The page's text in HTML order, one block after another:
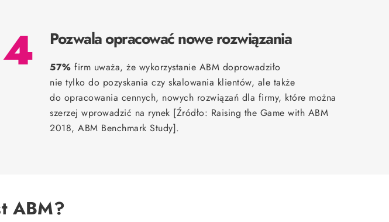
4 Pozwala opracować nowe rozwiązania
57% firm uważa, że wykorzystanie ABM doprowadziło
nie tylko do pozyskania czy skalowania klientów, ale także
do opracowania cennych, nowych rozwiązań dla firmy, które można
szerzej wprowadzić na rynek [Źródło: Raising the Game with ABM
2018, ABM Benchmark Study].
ABM?